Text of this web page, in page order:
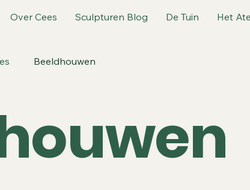
Over Cees Sculpturen Blog De Tuin Het
Beeldhouwen